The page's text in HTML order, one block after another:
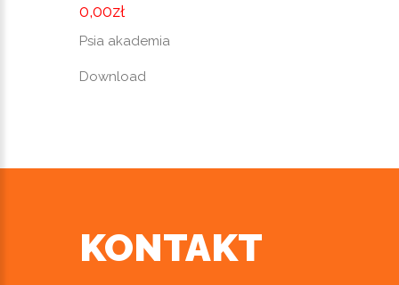
0,00zł
Psia akademia
Download
KONTAKT